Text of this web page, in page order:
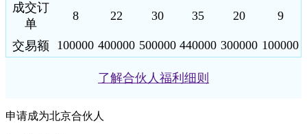
成交订
单
8 22 30 35 20 9
交易额 100000 400000 500000 440000 300000 100000
了解合伙人福利细则
申请成为北京合伙人